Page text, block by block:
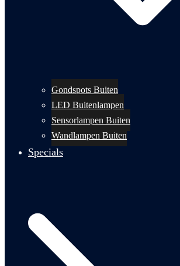
Gondspots Buiten
LED Buitenlampen
Sensorlampen Buiten
Wandlampen Buiten
Specials